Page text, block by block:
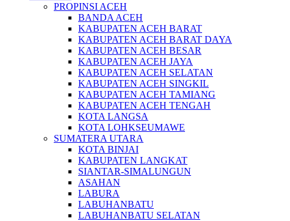
PROPINSI ACEH
BANDA ACEH
KABUPATEN ACEH BARAT
KABUPATEN ACEH BARAT DAYA
KABUPATEN ACEH BESAR
KABUPATEN ACEH JAYA
KABUPATEN ACEH SELATAN
KABUPATEN ACEH SINGKIL
KABUPATEN ACEH TAMIANG
KABUPATEN ACEH TENGAH
KOTA LANGSA
KOTA LOHKSEUMAWE
SUMATERA UTARA
KOTA BINJAI
KABUPATEN LANGKAT
SIANTAR-SIMALUNGUN
ASAHAN
LABURA
LABUHANBATU
LABUHANBATU SELATAN